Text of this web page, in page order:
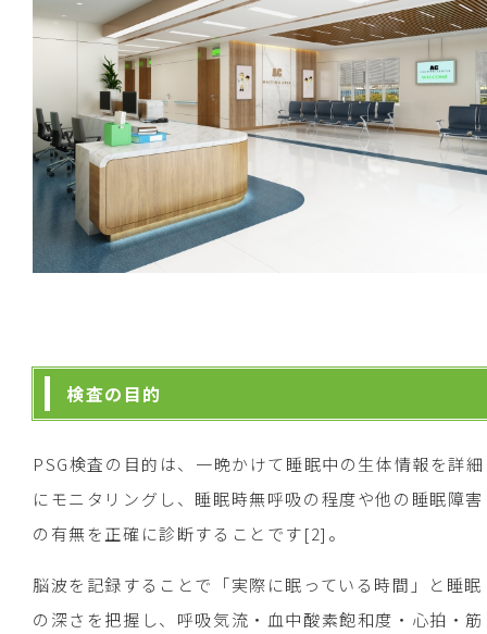
検査の目的
PSG検査の目的は、一晩かけて睡眠中の生体情報を詳細
にモニタリングし、睡眠時無呼吸の程度や他の睡眠障害
の有無を正確に診断することです[2]。
脳波を記録することで「実際に眠っている時間」と睡眠
の深さを把握し、呼吸気流・血中酸素飽和度・心拍・筋